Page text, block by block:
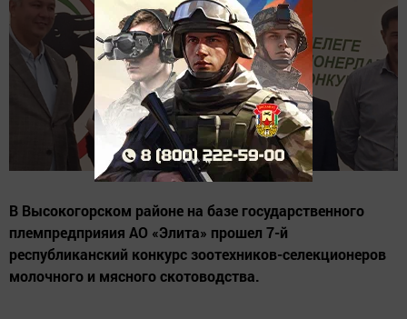
В Высокогорском районе на базе государственного
племпредприяия АО «Элита» прошел 7-й
республиканский конкурс зоотехников-селекционеров
молочного и мясного скотоводства.